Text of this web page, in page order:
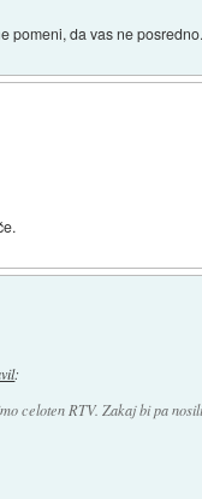
pomeni, da vas ne posredno.
:
celoten RTV. Zakaj bi pa